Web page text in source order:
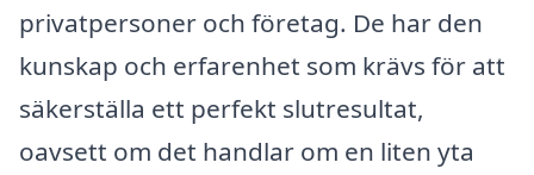
privatpersoner och företag. De har den
kunskap och erfarenhet som krävs för att
säkerställa ett perfekt slutresultat,
oavsett om det handlar om en liten yta